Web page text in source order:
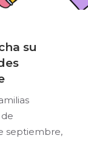
su
septiembre,